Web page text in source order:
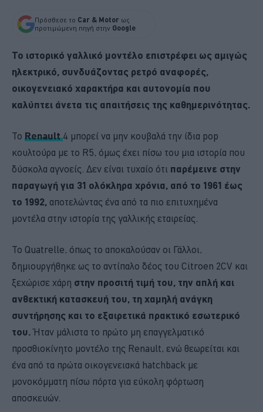
Πρόσθεσε το Car & Motor ως
προτιμώμενη πηγή στην Google
Το ιστορικό γαλλικό μοντέλο επιστρέφει ως αμιγώς
ηλεκτρικό, συνδυάζοντας ρετρό αναφορές,
οικογενειακό χαρακτήρα και αυτονομία που
καλύπτει άνετα τις απαιτήσεις της καθημερινότητας.
Το Renault4 μπορεί να μην κουβαλά την ίδια pop
κουλτούρα με το R5, όμως έχει πίσω του μια ιστορία που
δύσκολα αγνοείς. Δεν είναι τυχαίο ότι παρέμεινε στην
παραγωγή για 31 ολόκληρα χρόνια, από το 1961 έως
το 1992, αποτελώντας ένα από τα πιο επιτυχημένα
μοντέλα στην ιστορία της γαλλικής εταιρείας.
Το Quatrelle, όπως το αποκαλούσαν οι Γάλλοι,
δημιουργήθηκε ως το αντίπαλο δέος του Citroen 2CV και
ξεχώρισε χάρη στην προσιτή τιμή του, την απλή και
ανθεκτική κατασκευή του, τη χαμηλή ανάγκη
συντήρησης και το εξαιρετικά πρακτικό εσωτερικό
του.Ήταν μάλιστα το πρώτο μη επαγγελματικό
προσθιοκίνητο μοντέλο της Renault, ενώ θεωρείται και
ένα από τα πρώτα οικογενειακά hatchback με
μονοκόμματη πίσω πόρτα για εύκολη φόρτωση
αποσκευών.